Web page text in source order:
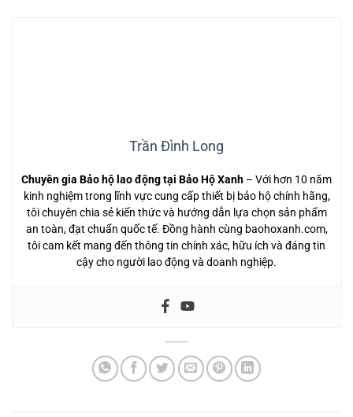
Trần Đình Long
Chuyên gia Bảo hộ lao động tại Bảo Hộ Xanh – Với hơn 10 năm
kinh nghiệm trong lĩnh vực cung cấp thiết bị bảo hộ chính hãng,
tôi chuyên chia sẻ kiến thức và hướng dẫn lựa chọn sản phẩm
an toàn, đạt chuẩn quốc tế. Đồng hành cùng baohoxanh.com,
tôi cam kết mang đến thông tin chính xác, hữu ích và đáng tin
cậy cho người lao động và doanh nghiệp.